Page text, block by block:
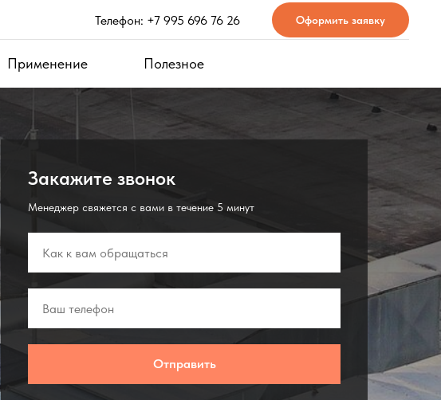
Телефон: +7 995 696 76 26 Оформить заявку
Применение Полезное
Закажите звонок
Менеджер свяжется с вами в течение 5 минут
Отправить